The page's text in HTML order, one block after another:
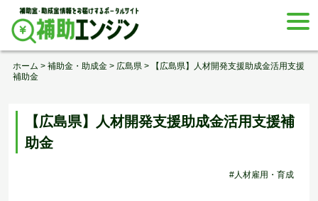
Skip
content
ホーム > 補助金・助成金 > 広島県 >
【広島県】人材開発支援助成金活用支援
補助金
【広島県】人材開発支援助成金活用支援補
助金
#人材雇用・育成